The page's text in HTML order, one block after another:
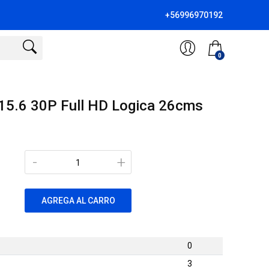
+56996970192
0
30P Full HD Logica 26cms
+
-
AGREGA AL CARRO
0
3